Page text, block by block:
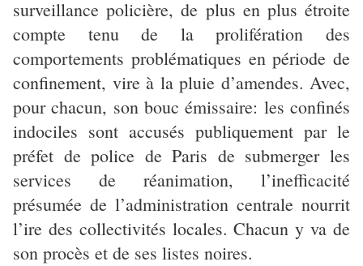
surveillance policière, de plus en plus étroite
compte tenu de la prolifération des
comportements problématiques en période de
confinement, vire à la pluie d’amendes. Avec,
pour chacun, son bouc émissaire: les confinés
indociles sont accusés publiquement par le
préfet de police de Paris de submerger les
services de réanimation, l’inefficacité
présumée de l’administration centrale nourrit
l’ire des collectivités locales. Chacun y va de
son procès et de ses listes noires.